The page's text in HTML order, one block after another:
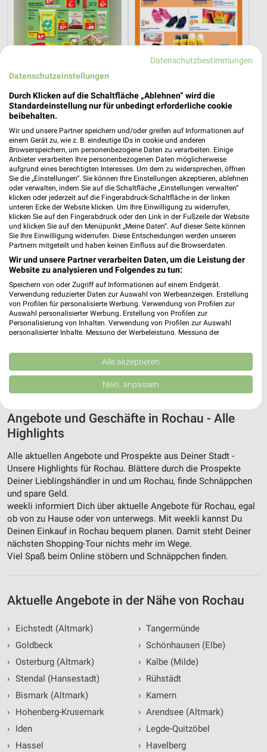
23,6 km
Angebote ab 10.08.
13,3 km
Angebote ab 05.08.
NORMA
8 km
Gültig ab Fr. 14.08.
Höffner
58,9 km
Gültig bis Di. 11.08.
ALLE PROSPEKTE
Angebote und Geschäfte in Rochau - Alle
Highlights
Alle aktuellen Angebote und Prospekte aus Deiner Stadt -
Unsere Highlights für Rochau. Blättere durch die Prospekte
Deiner Lieblingshändler in und um Rochau, finde Schnäppchen
und spare Geld.
weekli informiert Dich über aktuelle Angebote für Rochau, egal
ob von zu Hause oder von unterwegs. Mit weekli kannst Du
Deinen Einkauf in Rochau bequem planen. Damit steht Deiner
nächsten Shopping-Tour nichts mehr im Wege.
Viel Spaß beim Online stöbern und Schnäppchen finden.
Aktuelle Angebote in der Nähe von Rochau
›
Eichstedt (Altmark)
›
Goldbeck
›
Osterburg (Altmark)
› Stendal (Hansestadt)
›
Bismark (Altmark)
›
Hohenberg-Krusemark
›
Iden
›
Hassel
› Tangermünde
› Schönhausen (Elbe)
› Kalbe (Milde)
› Rühstädt
› Kamern
› Arendsee (Altmark)
› Legde-Quitzöbel
› Havelberg
Datenschutzbestimmungen
Datenschutzeinstellungen
Durch Klicken auf die Schaltfläche „Ablehnen“ wird die
Standardeinstellung nur für unbedingt erforderliche cookie
beibehalten.
Wir und unsere Partner speichern und/oder greifen auf Informationen auf
einem Gerät zu, wie z. B. eindeutige IDs in cookie und anderen
Browserspeichern, um personenbezogene Daten zu verarbeiten. Einige
Anbieter verarbeiten Ihre personenbezogenen Daten möglicherweise
aufgrund eines berechtigten Interesses. Um dem zu widersprechen, öffnen
Sie die „Einstellungen“. Sie können Ihre Einstellungen akzeptieren, ablehnen
oder verwalten, indem Sie auf die Schaltfläche „Einstellungen verwalten“
klicken oder jederzeit auf die Fingerabdruck-Schaltfläche in der linken
unteren Ecke der Website klicken. Um Ihre Einwilligung zu widerrufen,
klicken Sie auf den Fingerabdruck oder den Link in der Fußzeile der Website
und klicken Sie auf den Menüpunkt „Meine Daten“. Auf dieser Seite können
Sie Ihre Einwilligung widerrufen. Diese Entscheidungen werden unseren
Partnern mitgeteilt und haben keinen Einfluss auf die Browserdaten.
Wir und unsere Partner verarbeiten Daten, um die Leistung der
Website zu analysieren und Folgendes zu tun:
Speichern von oder Zugriff auf Informationen auf einem Endgerät.
Verwendung reduzierter Daten zur Auswahl von Werbeanzeigen. Erstellung
von Profilen für personalisierte Werbung. Verwendung von Profilen zur
Auswahl personalisierter Werbung. Erstellung von Profilen zur
Personalisierung von Inhalten. Verwendung von Profilen zur Auswahl
personalisierter Inhalte. Messung der Werbeleistung. Messung der
Kombinationen von Daten aus verschiedenen Quellen. Entwicklung und
Verbesserung der Angebote. Verwendung reduzierter Daten zur Auswahl
von Inhalten.
Daten können außerhalb der Europäischen Union weitergegeben und in die
USA gesendet werden.
Website/App.
Partnerliste anzeigen (1 IAB-Anbieter)
IAB-Verarbeitungszwecke:
Speichern von oder Zugriff auf Informationen
auf einem Endgerät
Verwendung reduzierter Daten zur Auswahl von
Werbeanzeigen
Erstellung von Profilen für personalisierte
Werbung
von Inhalten
Verwendung von Profilen zur Auswahl
personalisierter Inhalte
Messung der Werbeleistung
Messung der Performance von Inhalten
Analyse von Zielgruppen durch Statistiken oder
Kombinationen von Daten aus verschiedenen
Alle akzeptieren
Nein, anpassen